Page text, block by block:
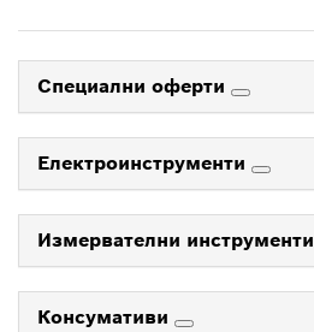
Специални оферти
Електроинструменти
Измервателни инструменти
Консумативи